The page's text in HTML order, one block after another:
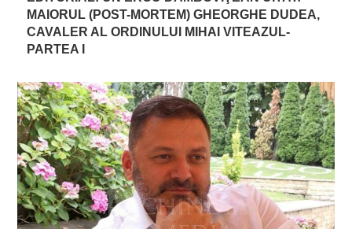
MAIORUL (POST-MORTEM) GHEORGHE DUDEA,
CAVALER AL ORDINULUI MIHAI VITEAZUL-
PARTEA I